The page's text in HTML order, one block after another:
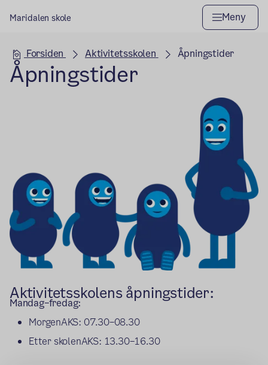
Maridalen skole Meny
Hovedseksjon
Forsiden Aktivitetsskolen Åpningstider
Åpningstider
Aktivitetsskolens åpningstider:
Mandag–fredag:
MorgenAKS: 07.30–08.30
Etter skolenAKS: 13.30–16.30